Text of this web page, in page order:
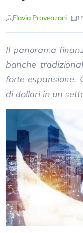
Flavia Provenzani
Il panorama
banche
forte espansione.
di dollari in un